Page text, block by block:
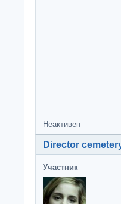
Неактивен
Director
Участник